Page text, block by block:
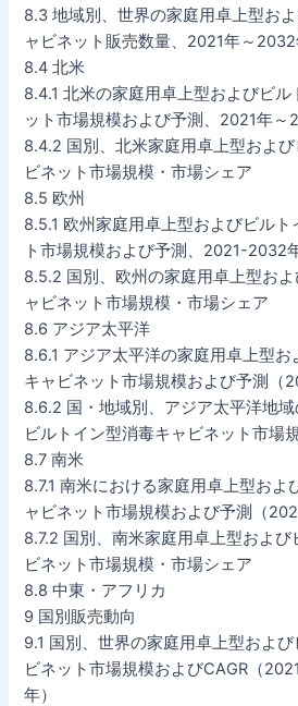
8.3 地域別、世界の家庭用卓上型お
ャビネット販売数量、2021年～
8.4 北米
8.4.1 北米の家庭用卓上型およびビ
ット市場規模および予測、2021年～
8.4.2 国別、北米家庭用卓上型およ
ビネット市場規模・市場シェア
8.5 欧州
8.5.1 欧州家庭用卓上型およびビル
ト市場規模および予測、2021-2032
8.5.2 国別、欧州の家庭用卓上型お
ャビネット市場規模・市場シェア
8.6 アジア太平洋
8.6.1 アジア太平洋の家庭用卓上型
キャビネット市場規模および予測（
8.6.2 国・地域別、アジア太平洋地
ビルトイン型消毒キャビネット市場
8.7 南米
8.7.1 南米における家庭用卓上型およ
ャビネット市場規模および予測（
8.7.2 国別、南米家庭用卓上型およ
ビネット市場規模・市場シェア
8.8 中東・アフリカ
9 国別販売動向
9.1 国別、世界の家庭用卓上型およ
ビネット市場規模およびCAGR（
年）